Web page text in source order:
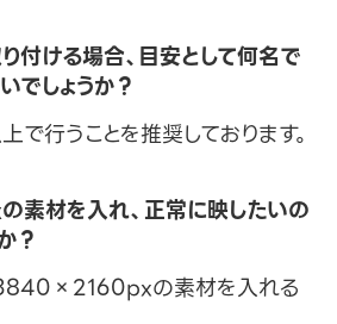
付ける場合、目安として何名で
でしょうか？
で行うことを推奨しております。
材を入れ、正常に映したいの
？
の素材を入れる